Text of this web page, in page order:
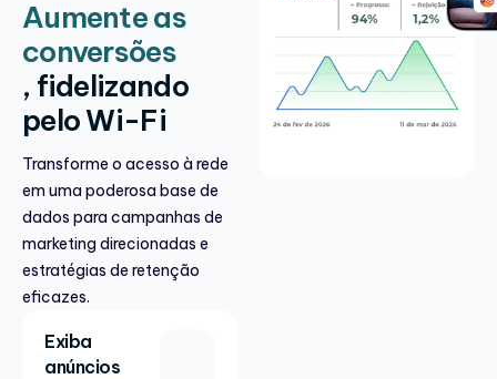
Aumente as
conversões
, fidelizando
pelo Wi-Fi
Transforme o acesso à rede
em uma poderosa base de
dados para campanhas de
marketing direcionadas e
estratégias de retenção
eficazes.
Exiba
anúncios